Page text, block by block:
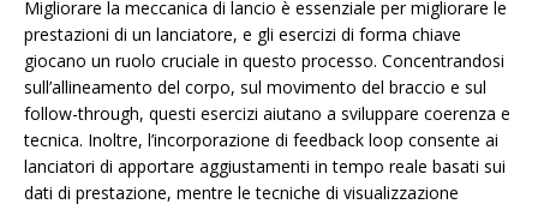
Migliorare la meccanica di lancio è essenziale per migliorare le
prestazioni di un lanciatore, e gli esercizi di forma chiave
giocano un ruolo cruciale in questo processo. Concentrandosi
sull’allineamento del corpo, sul movimento del braccio e sul
follow-through, questi esercizi aiutano a sviluppare coerenza e
tecnica. Inoltre, l’incorporazione di feedback loop consente ai
lanciatori di apportare aggiustamenti in tempo reale basati sui
dati di prestazione, mentre le tecniche di visualizzazione